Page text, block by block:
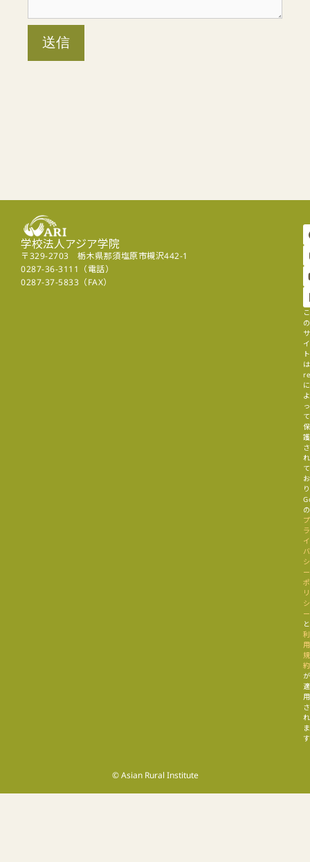
学校法人アジア学院
〒329-2703 栃木県那須塩原市槻沢442-1
0287-36-3111（電話）
0287-37-5833（FAX）
こ
の
サ
イ
ト
は
に
よ
っ
て
保
護
さ
れ
て
お
の
プ
ラ
イ
バ
シ
ー
ポ
リ
シ
ー
と
利
用
規
約
が
適
用
さ
れ
ま
© Asian Rural Institute